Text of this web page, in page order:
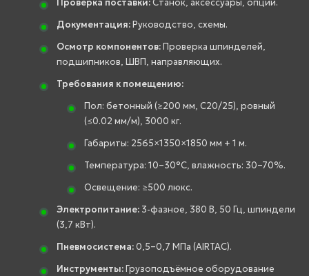
Проверка поставки:Станок, аксессуары, опции.
Документация:Руководство, схемы.
Осмотр компонентов:Проверка шпинделей,
подшипников, ШВП, направляющих.
Требования к помещению:
Пол: бетонный (≥200 мм, C20/25), ровный
(≤0.02 мм/м), 3000 кг.
Габариты: 2565×1350×1850 мм + 1 м.
Температура: 10–30°C, влажность: 30–70%.
Освещение: ≥500 люкс.
Электропитание: 3-фазное, 380 В, 50 Гц, шпиндели
(3,7 кВт).
Пневмосистема: 0,5–0,7 МПа (AIRTAC).
Инструменты:Грузоподъёмное оборудование